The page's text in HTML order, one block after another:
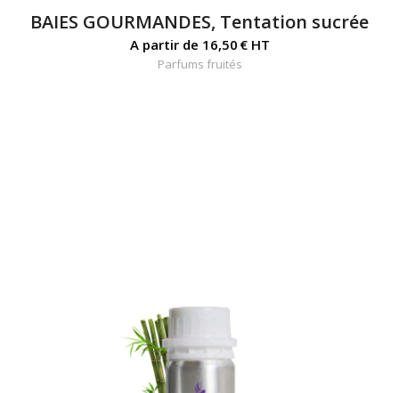
BAIES GOURMANDES, Tentation sucrée
A partir de 16,50 €HT
Parfums fruités